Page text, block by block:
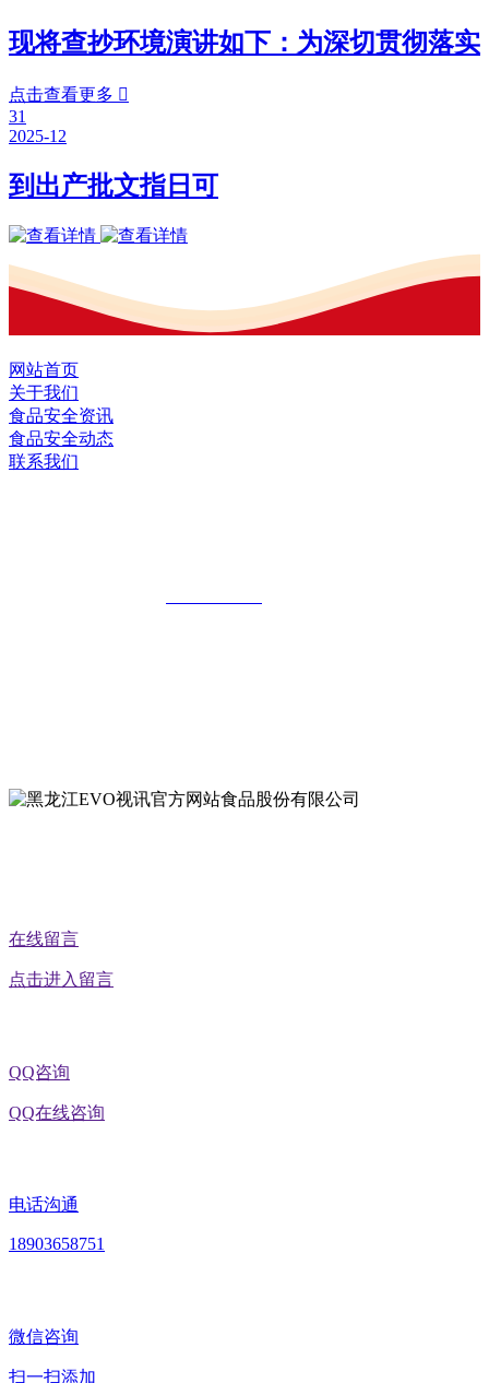
现将查抄环境演讲如下：为深切贯彻落实
点击查看更多 
31
2025-12
到出产批文指日可
网站首页
关于我们
食品安全资讯
食品安全动态
联系我们
在线留言
点击进入留言
QQ咨询
QQ在线咨询
电话沟通
18903658751
微信咨询
扫一扫添加